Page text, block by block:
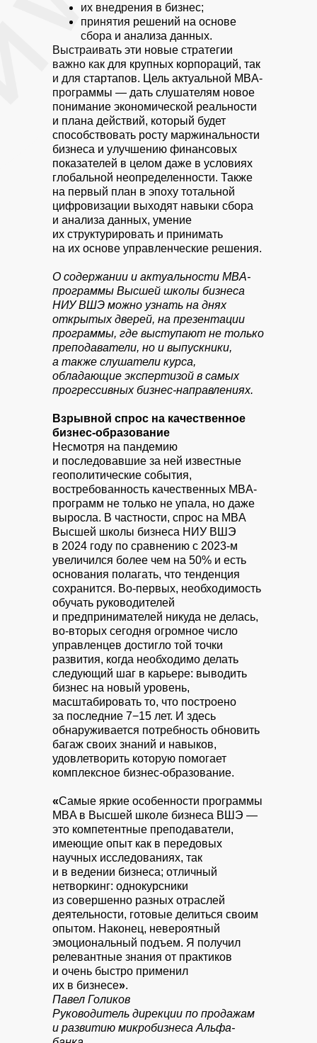
их внедрения в бизнес;
принятия решений на основе
сбора и анализа данных.
Выстраивать эти новые стратегии
важно как для крупных корпораций, так
и для стартапов. Цель актуальной MBA-
программы — дать слушателям новое
понимание экономической реальности
и плана действий, который будет
способствовать росту маржинальности
бизнеса и улучшению финансовых
показателей в целом даже в условиях
глобальной неопределенности. Также
на первый план в эпоху тотальной
цифровизации выходят навыки сбора
и анализа данных, умение
их структурировать и принимать
на их основе управленческие решения.
О содержании и актуальности MBA-
программы Высшей школы бизнеса
НИУ ВШЭ можно узнать на днях
открытых дверей, на презентации
программы, где выступают не только
преподаватели, но и выпускники,
а также слушатели курса,
обладающие экспертизой в самых
прогрессивных бизнес-направлениях.
Взрывной спрос на качественное
бизнес-образование
Несмотря на пандемию
и последовавшие за ней известные
геополитические события,
востребованность качественных MBA-
программ не только не упала, но даже
выросла. В частности, спрос на MBA
Высшей школы бизнеса НИУ ВШЭ
в 2024 году по сравнению с 2023-м
увеличился более чем на 50% и есть
основания полагать, что тенденция
сохранится. Во-первых, необходимость
обучать руководителей
и предпринимателей никуда не делась,
во-вторых сегодня огромное число
управленцев достигло той точки
развития, когда необходимо делать
следующий шаг в карьере: выводить
бизнес на новый уровень,
масштабировать то, что построено
за последние 7−15 лет. И здесь
обнаруживается потребность обновить
багаж своих знаний и навыков,
удовлетворить которую помогает
комплексное бизнес-образование.
«Самые яркие особенности программы
MBA в Высшей школе бизнеса ВШЭ —
это компетентные преподаватели,
имеющие опыт как в передовых
научных исследованиях, так
и в ведении бизнеса; отличный
нетворкинг: однокурсники
из совершенно разных отраслей
деятельности, готовые делиться своим
опытом. Наконец, невероятный
эмоциональный подъем. Я получил
релевантные знания от практиков
и очень быстро применил
их в бизнесе».
Павел Голиков
Руководитель дирекции по продажам
и развитию микробизнеса Альфа-